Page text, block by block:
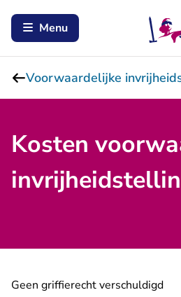
Menu
Voorwaardelijke
Kosten
Geen griffierecht verschuldigd